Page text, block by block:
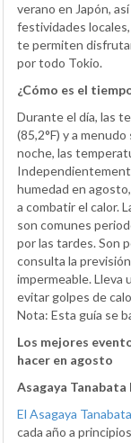
verano en Japón,
festividades
te permiten
por todo Tokio.
¿Cómo es el
Durante el día, las
(85,2°F) y a
noche, las
humedad en
a combatir el calor.
son comunes
por las tardes. Son
consulta la
impermeable. Lleva
evitar golpes de
Nota: Esta guía se
Los mejores
hacer en agosto
Asagaya
El Asagaya
cada año a